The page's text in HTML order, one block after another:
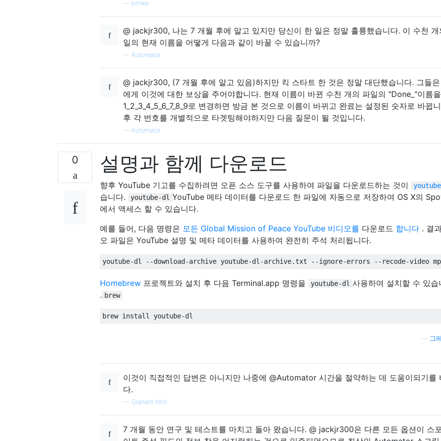
bmike
@ jackjr300, 나는 7 개월 후에 알고 있지만 당신이 한 일은 정말 훌륭했습니다. 이 수천 개
일의 현재 이름을 어떻게 다음과 같이 바꿀 수 있습니까?
— Automator
@ jackjr300, (7 개월 후에 알고 있음)하지만 킥 스타트 한 것은 정말 대단했습니다. 그들은
에게 이것에 대한 보상을 주어야합니다. 현재 이름이 바뀐 수천 개의 파일의 "Done_"이름을
1_2_3_4_5_6_7_8_9로 변경하면 방금 본 것으로 이름이 바뀌고 완료는 설정된 숫자로 바뀝
후 각 번호를 개별적으로 타겟팅해야하지만 다음 질문이 될 것입니다.
— Automator
0 설명과 함께 다운로드
향후 YouTube 기고를 수집하려면 오픈 소스 도구를 사용하여 파일을 다운로드하는 것이
습니다.
youtube-dl YouTube 메타 데이터를 다운로드 한 파일에 자동으로 저장하여 OS X의
에서 액세스 할 수 있습니다.
예를 들어, 다음 명령은 모든 Global Mission of Peace YouTube 비디오를 다운로드 합니다 . 결
오 파일은 YouTube 설명 및 메타 데이터를 사용하여 완전히 주석 처리됩니다.
youtube-dl --download-archive youtube-dl -archive.txt --ignore-errors -- recode-video
Homebrew 프로젝트와 설치 후 다음 Terminal.app 명령을 youtube-dl 사용하여 설치할 수 있습
. brew
brew install youtube-dl
그
이것이 직접적인 답변은 아니지만 나중에 @Automator 시간을 절약하는 데 도움이되기를
다.
— Graham Miln
7 개월 동안 연구 및 테스트를 마치고 돌아 왔습니다. @ jackjr300은 다른 모든 옵션이 스